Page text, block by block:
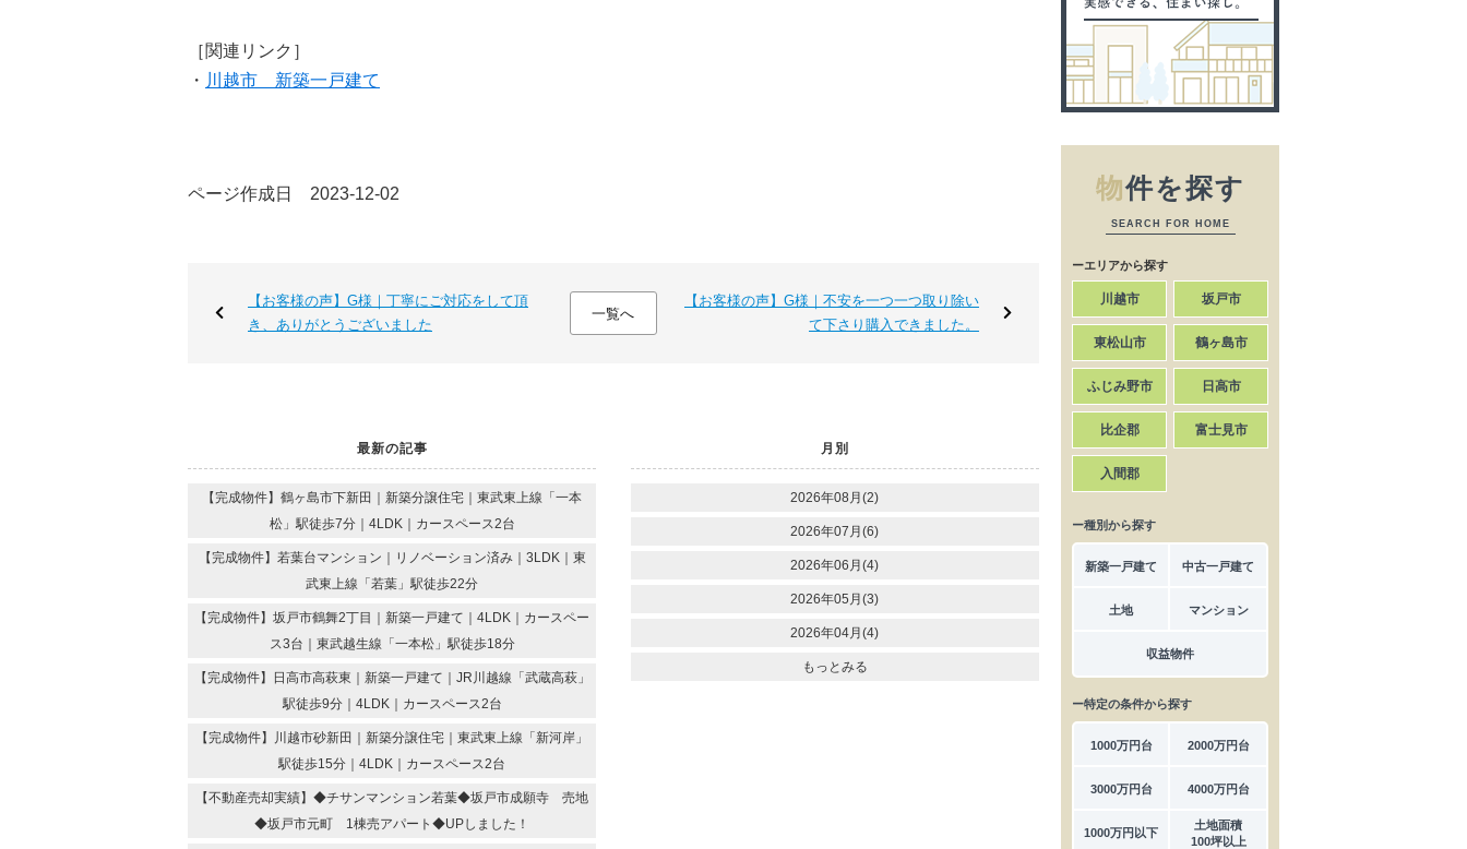
［関連リンク］
・ 川越市 新築一戸建て
ページ作成日 2023-12-02
【お客様の声】G様｜丁寧にご対応をして頂
き、ありがとうございました
一覧へ
【お客様の声】G様｜不安を一つ一つ取り除い
て下さり購入できました。
最新の記事
【完成物件】鶴ヶ島市下新田｜新築分譲住宅｜東武東上線「一本
松」駅徒歩7分｜4LDK｜カースペース2台
【完成物件】若葉台マンション｜リノベーション済み｜3LDK｜東
武東上線「若葉」駅徒歩22分
【完成物件】坂戸市鶴舞2丁目｜新築一戸建て｜4LDK｜カースペー
ス3台｜東武越生線「一本松」駅徒歩18分
【完成物件】日高市高萩東｜新築一戸建て｜JR川越線「武蔵高萩」
駅徒歩9分｜4LDK｜カースペース2台
【完成物件】川越市砂新田｜新築分譲住宅｜東武東上線「新河岸」
駅徒歩15分｜4LDK｜カースペース2台
【不動産売却実績】◆チサンマンション若葉◆坂戸市成願寺 売地
◆坂戸市元町 1棟売アパート◆UPしました！
月別
2026年08月(2)
2026年07月(6)
2026年06月(4)
2026年05月(3)
2026年04月(4)
もっとみる
物件を探す
SEARCH FOR HOME
ーエリアから探す
川越市 坂戸市
東松山市 鶴ヶ島市
ふじみ野市 日高市
比企郡 富士見市
入間郡
ー種別から探す
新築一戸建て 中古一戸建て
土地 マンション
収益物件
ー特定の条件から探す
1000万円台 2000万円台
3000万円台 4000万円台
1000万円以下
土地面積
100坪以上